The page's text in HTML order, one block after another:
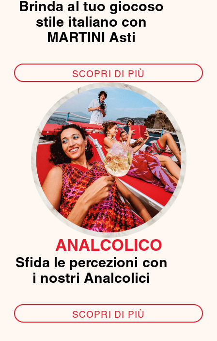
Brinda al tuo giocoso
stile italiano con
MARTINI Asti
SCOPRI DI PIÙ
ANALCOLICO
Sfida le percezioni con
i nostri Analcolici
SCOPRI DI PIÙ